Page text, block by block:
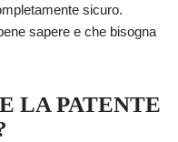
sicuro.
sapere e che bisogna
LA PATENTE